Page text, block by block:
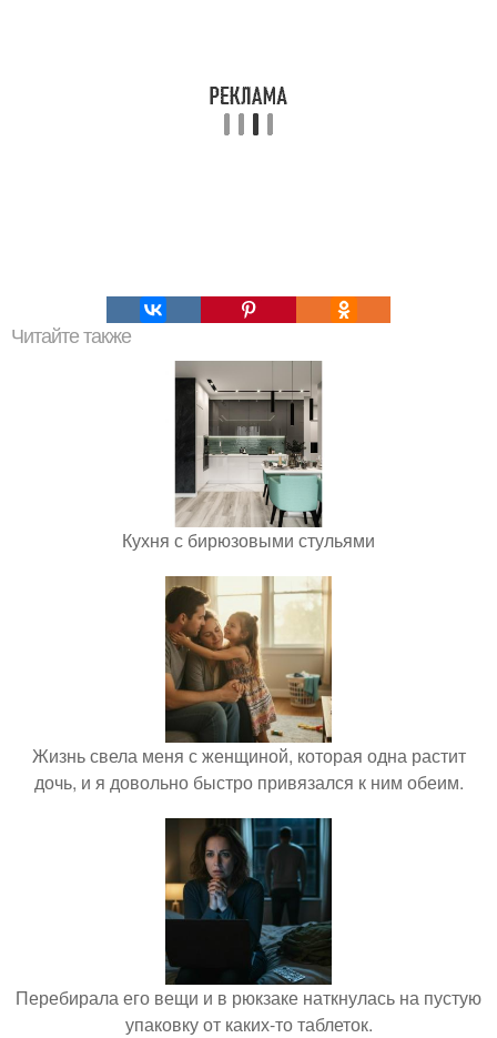
Читайте также
Кухня с бирюзовыми стульями
Жизнь свела меня с женщиной, которая одна растит
дочь, и я довольно быстро привязался к ним обеим.
Перебирала его вещи и в рюкзаке наткнулась на пустую
упаковку от каких-то таблеток.